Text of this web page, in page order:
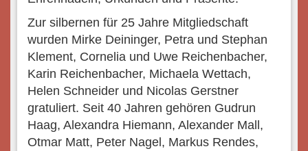
Zur silbernen für 25 Jahre Mitgliedschaft
wurden Mirke Deininger, Petra und Stephan
Klement, Cornelia und Uwe Reichenbacher,
Karin Reichenbacher, Michaela Wettach,
Helen Schneider und Nicolas Gerstner
gratuliert. Seit 40 Jahren gehören Gudrun
Haag, Alexandra Hiemann, Alexander Mall,
Otmar Matt, Peter Nagel, Markus Rendes,